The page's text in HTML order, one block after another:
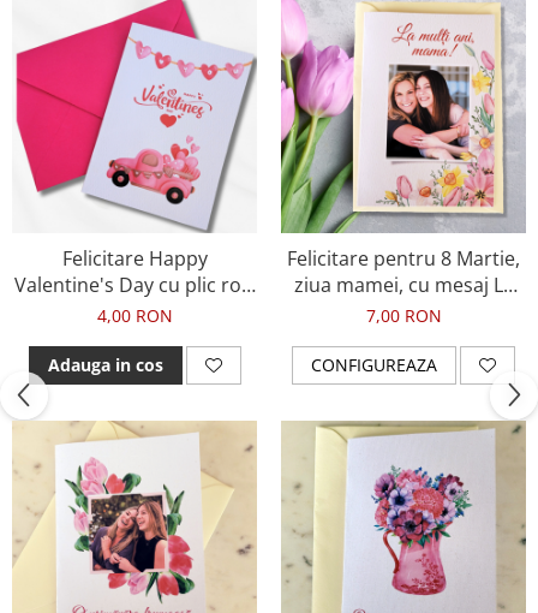
Felicitare Happy
Valentine's Day cu plic roz,
pentru ziua indragostitilor
4,00 RON
Adauga in cos
Felicitare pentru 8 Martie,
ziua mamei, cu mesaj La
multi ani si fotografie
7,00 RON
CONFIGUREAZA